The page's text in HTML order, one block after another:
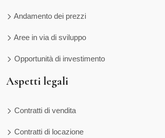
Andamento dei prezzi
Aree in via di sviluppo
Opportunità di investimento
Aspetti legali
Contratti di vendita
Contratti di locazione